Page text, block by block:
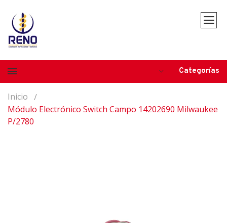
Categorías
Inicio
Módulo Electrónico Switch Campo 14202690 Milwaukee
P/2780